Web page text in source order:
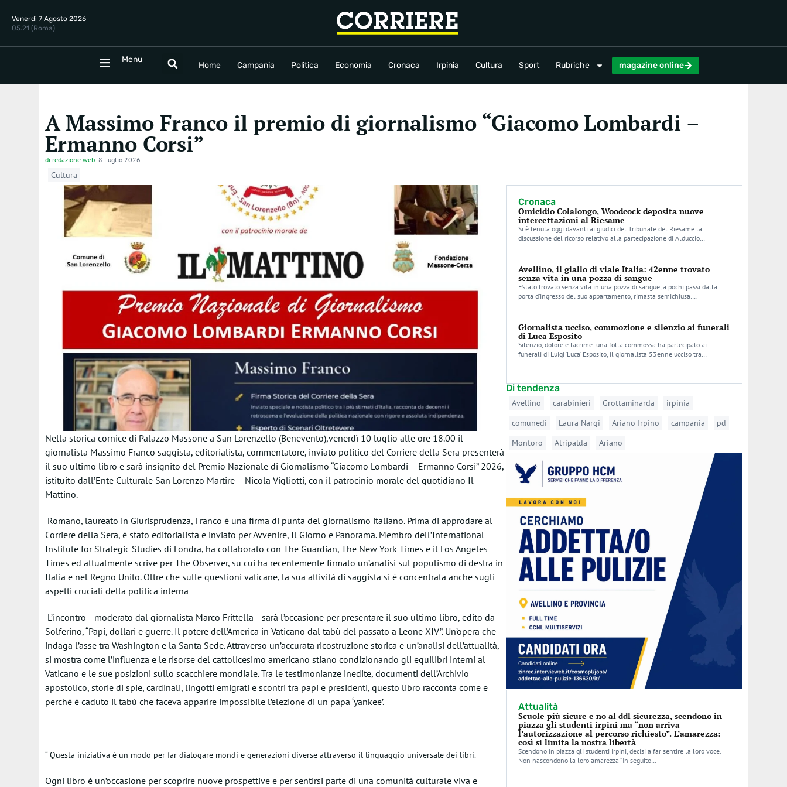
Venerdì 7 Agosto 2026
05.21 (Roma)
Menu
Home Campania Politica Economia Cronaca Irpinia Cultura Sport Rubriche magazine online
Home Campania Politica Economia Cronaca Irpinia Sport Rubriche
A Massimo Franco il premio di giornalismo “Giacomo Lombardi –
Ermanno Corsi”
di redazione web- 8 Luglio 2026
Cultura
Nella storica cornice di Palazzo Massone a San Lorenzello (Benevento),venerdì 10 luglio alle ore 18.00 il
giornalista Massimo Franco saggista, editorialista, commentatore,inviato politico del Corriere della Sera presenterà
il suo ultimo libro e sarà insignito del Premio Nazionale di Giornalismo “Giacomo Lombardi – Ermanno Corsi” 2026,
istituito dall’Ente Culturale San Lorenzo Martire – Nicola Vigliotti, con il patrocinio morale del quotidiano Il
Mattino.
Romano, laureato in Giurisprudenza, Franco è una firma di punta del giornalismo italiano. Prima di approdare al
Corriere della Sera, è stato editorialista e inviato per Avvenire, Il Giorno e Panorama. Membro dell’International
Institute for Strategic Studies di Londra, ha collaborato con The Guardian, The New York Times e il Los Angeles
Times ed attualmente scrive per The Observer, su cui ha recentemente firmato un’analisi sul populismo di destra in
Italia e nel Regno Unito. Oltre che sulle questioni vaticane, la sua attività di saggista si è concentrata anche sugli
aspetti cruciali della politica interna
L’incontro– moderato dal giornalista Marco Frittella –sarà l’occasione per presentare il suo ultimo libro, edito da
Solferino, “Papi, dollari e guerre. Il potere dell’America in Vaticano dal tabù del passato a Leone XIV”. Un’opera che
indaga l’asse tra Washington e la Santa Sede. Attraverso un’accurata ricostruzione storica e un’analisi dell’attualità,
si mostra come l’influenza e le risorse del cattolicesimo americano stiano condizionando gli equilibri interni al
Vaticano e le sue posizioni sullo scacchiere mondiale. Tra le testimonianze inedite, documenti dell’Archivio
apostolico, storie di spie, cardinali, lingotti emigrati e scontri tra papi e presidenti, questo libro racconta come e
perché è caduto il tabù che faceva apparire impossibile l’elezione di un papa ‘yankee’.
“ Questa iniziativa è un modo per far dialogare mondi e generazioni diverse attraverso il linguaggio universale dei libri.
Ogni libro è un’occasione per scoprire nuove prospettive e per sentirsi parte di una comunità culturale viva e
Cronaca
Omicidio Colalongo, Woodcock deposita nuove
intercettazioni al Riesame
Si è tenuta oggi davanti ai giudici del Tribunale del Riesame la
discussione del ricorso relativo alla partecipazione di Alduccio…
Avellino, il giallo di viale Italia: 42enne trovato
senza vita in una pozza di sangue
E’stato trovato senza vita in una pozza di sangue, a pochi passi dalla
porta d’ingresso del suo appartamento, rimasta semichiusa….
Giornalista ucciso, commozione e silenzio ai funerali
di Luca Esposito
Silenzio, dolore e lacrime: una folla commossa ha partecipato ai
funerali di Luigi ‘Luca’ Esposito, il giornalista 53enne ucciso tra…
Di tendenza
Avellino carabinieri Grottaminarda
irpinia
comunedi
Laura Nargi Ariano Irpino campania
pd
Montoro
Atripalda Ariano
Attualità
Scuole più sicure e no al ddl sicurezza, scendono in
piazza gli studenti irpini ma “non arriva
l’autorizzazione al percorso richiesto”. L’amarezza:
così si limita la nostra libertà
Scendono in piazza gli studenti irpini, decisi a far sentire la loro voce.
Non nascondono la loro amarezza “In seguito…